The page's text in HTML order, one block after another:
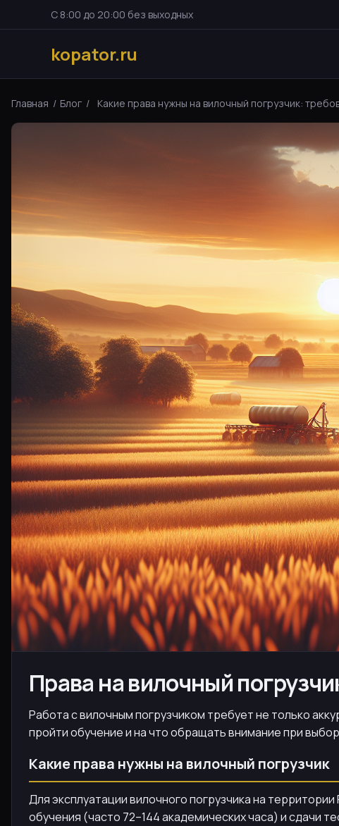
С 8:00 до 20:00 без выходных
kopator.ru
Главная / Блог / Какие права нужны на вилочный погрузчик:
Права на вилочный
Работа с вилочным погрузчиком требует не только
пройти обучение и на что обращать внимание при
Какие права нужны на вилочный погрузчик
Для эксплуатации вилочного погрузчика на
обучения (часто 72–144 академических часа) и сдачи